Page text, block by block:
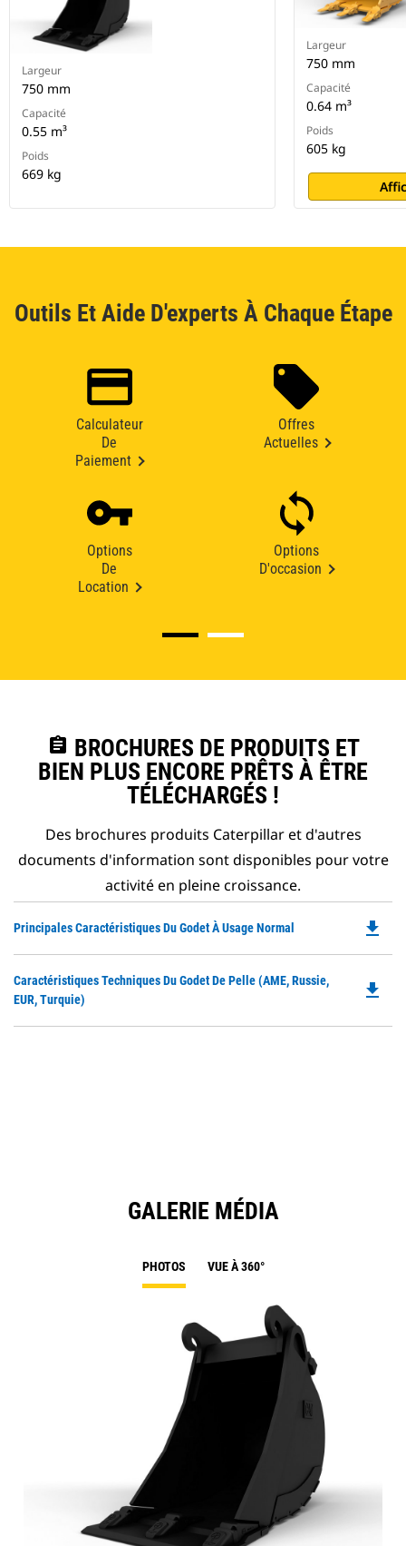
Largeur
750 mm
Capacité
0.55 m³
Poids
669 kg
Largeur
750 mm
Capacité
0.64 m³
Poids
605 kg
Outils Et Aide D'experts À Chaque Étape
Calculateur
De
Paiement
Offres
Actuelles
Options
De
Location
Options
D'occasion
assignment BROCHURES DE PRODUITS ET
BIEN PLUS ENCORE PRÊTS À ÊTRE
TÉLÉCHARGÉS !
Des brochures produits Caterpillar et d'autres
documents d'information sont disponibles pour votre
activité en pleine croissance.
Principales Caractéristiques Du Godet À Usage Normal file_download
Caractéristiques Techniques Du Godet De Pelle (AME, Russie,
EUR, Turquie)
file_download
GALERIE MÉDIA
PHOTOS VUE À 360°